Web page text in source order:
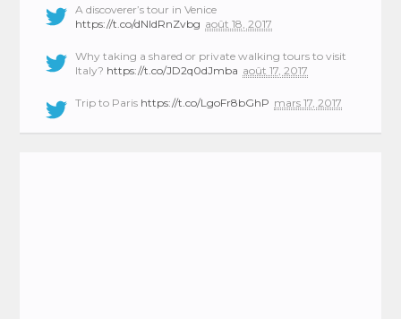
A discoverer’s tour in Venice
https://t.co/dNIdRnZvbg août 18, 2017
Why taking a shared or private walking tours to visit
Italy? https://t.co/JD2q0dJmba août 17, 2017
Trip to Paris https://t.co/LgoFr8bGhP mars 17, 2017